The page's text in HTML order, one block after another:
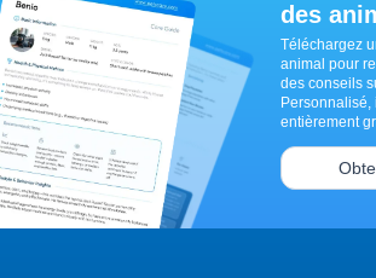
des
Téléchargez
animal pour
des conseils
entièrement